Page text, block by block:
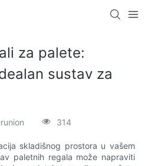
za palete:
sustav za
314
skladišnog prostora u vašem
paletnih regala može napraviti